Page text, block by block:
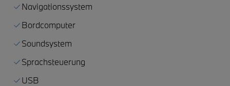
Navigationssystem
Bordcomputer
Soundsystem
Sprachsteuerung
USB